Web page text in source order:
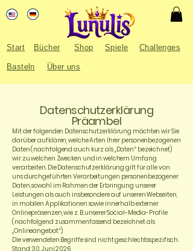
Start Bücher Shop Challenges
Spiele
Über uns
Basteln
Datenschutzerklärung
Präambel
Mit der folgenden Datenschutzerklärung möchten wir Sie
darüber aufklären, welche Arten Ihrer personenbezogenen
Daten (nachfolgend auch kurz als „Daten“ bezeichnet)
wir zu welchen Zwecken und in welchem Umfang
verarbeiten. Die Datenschutzerklärung gilt für alle von
uns durchgeführten Verarbeitungen personenbezogener
Daten, sowohl im Rahmen der Erbringung unserer
Leistungen als auch insbesondere auf unseren Webseiten,
in mobilen Applikationen sowie innerhalb externer
Onlinepräsenzen, wie z. B. unserer Social-Media-Profile
(nachfolgend zusammenfassend bezeichnet als
„Onlineangebot“).
Die verwendeten Begriffe sind nicht geschlechtsspezifisch.
Stand: 30. Juni 2026